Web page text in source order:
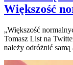
Większość
„Większość
Tomasz List na
należy odróżnić